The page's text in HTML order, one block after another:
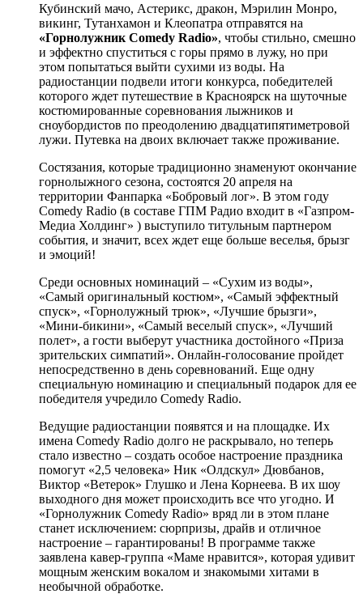
Кубинский мачо, Астерикс, дракон, Мэрилин Монро,
викинг, Тутанхамон и Клеопатра отправятся на
«Горнолужник Comedy Radio», чтобы стильно, смешно
и эффектно спуститься с горы прямо в лужу, но при
этом попытаться выйти сухими из воды. На
радиостанции подвели итоги конкурса, победителей
которого ждет путешествие в Красноярск на шуточные
костюмированные соревнования лыжников и
сноубордистов по преодолению двадцатипятиметровой
лужи. Путевка на двоих включает также проживание.
Состязания, которые традиционно знаменуют окончание
горнолыжного сезона, состоятся 20 апреля на
территории Фанпарка «Бобровый лог». В этом году
Comedy Radio (в составе ГПМ Радио входит в «Газпром-
Медиа Холдинг» ) выступило титульным партнером
события, и значит, всех ждет еще больше веселья, брызг
и эмоций!
Среди основных номинаций – «Сухим из воды»,
«Самый оригинальный костюм», «Самый эффектный
спуск», «Горнолужный трюк», «Лучшие брызги»,
«Мини-бикини», «Самый веселый спуск», «Лучший
полет», а гости выберут участника достойного «Приза
зрительских симпатий». Онлайн-голосование пройдет
непосредственно в день соревнований. Еще одну
специальную номинацию и специальный подарок для ее
победителя учредило Comedy Radio.
Ведущие радиостанции появятся и на площадке. Их
имена Comedy Radio долго не раскрывало, но теперь
стало известно – создать особое настроение праздника
помогут «2,5 человека» Ник «Олдскул» Дювбанов,
Виктор «Ветерок» Глушко и Лена Корнеева. В их шоу
выходного дня может происходить все что угодно. И
«Горнолужник Comedy Radio» вряд ли в этом плане
станет исключением: сюрпризы, драйв и отличное
настроение – гарантированы! В программе также
заявлена кавер-группа «Маме нравится», которая удивит
мощным женским вокалом и знакомыми хитами в
необычной обработке.